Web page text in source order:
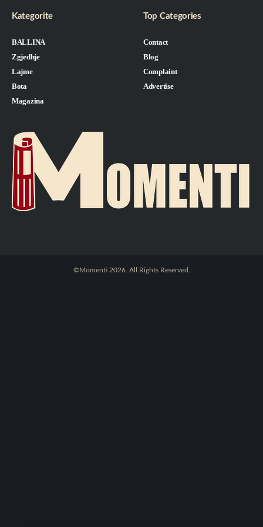
Kategorite
BALLINA
Zgjedhje
Lajme
Bota
Magazina
Top Categories
Contact
Blog
Complaint
Advertise
©Momenti 2026. All Rights Reserved.